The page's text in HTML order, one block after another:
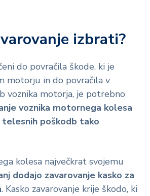
izbrati?
do povračila škode, ki je
motorju in do povračila v
voznika motorja, je potrebno
voznika motornega kolesa
telesnih poškodb tako
kolesa največkrat svojemu
dodajo zavarovanje kasko za
. Kasko zavarovanje krije škodo, ki